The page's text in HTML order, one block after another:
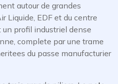
autour de grandes
Liquide, EDF et du centre
profil industriel dense
complete par une trame
du passe manufacturier